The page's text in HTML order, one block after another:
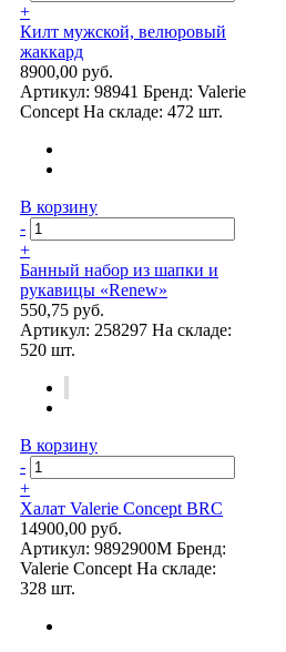
+
Килт мужской, велюровый
жаккард
8900,00 руб.
Артикул: 98941 Бренд: Valerie
Concept На складе: 472 шт.
В корзину
-
+
Банный набор из шапки и
рукавицы «Renew»
550,75 руб.
Артикул: 258297 На складе:
520 шт.
В корзину
-
+
Халат Valerie Concept BRC
14900,00 руб.
Артикул: 9892900M Бренд:
Valerie Concept На складе:
328 шт.